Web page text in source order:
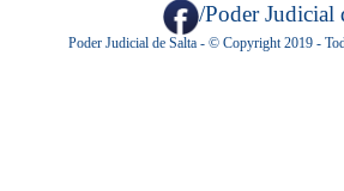
/Poder Judicial
Poder Judicial de Salta - © Copyright 2019 -